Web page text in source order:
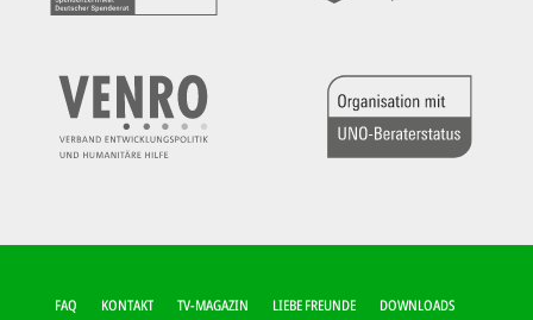
FUSSZEILEN-M
FAQ KONTAKT TV-MAGAZIN LIEBE FREUNDE DOWNLOADS